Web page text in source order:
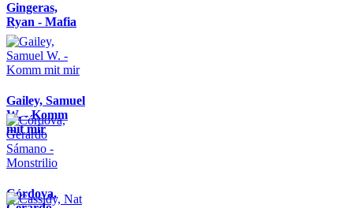
Gingeras,
Ryan - Mafia
Gailey, Samuel
W. - Komm
mit mir
Córdova,